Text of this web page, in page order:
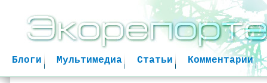
Комментарии
Статьи
Мультимедиа
Блоги